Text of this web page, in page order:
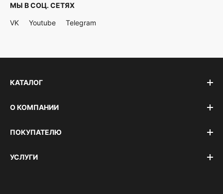
МЫ В СОЦ. СЕТЯХ
VK Youtube Telegram
КАТАЛОГ
О КОМПАНИИ
ПОКУПАТЕЛЮ
УСЛУГИ